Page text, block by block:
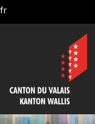
Skip to Main Content
fr